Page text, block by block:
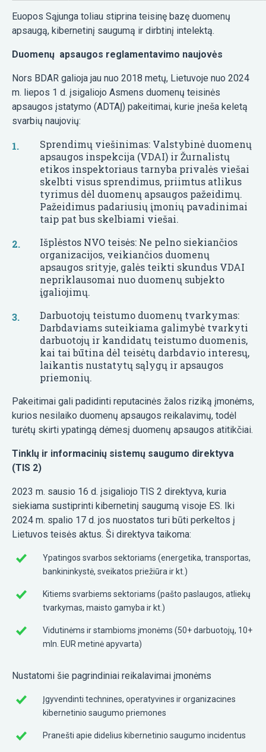
Euopos Sąjunga toliau stiprina teisinę bazę duomenų
apsaugą, kibernetinį saugumą ir dirbtinį intelektą.
Duomenų apsaugos reglamentavimo naujovės
Nors BDAR galioja jau nuo 2018 metų, Lietuvoje nuo 2024
m. liepos 1 d. įsigaliojo Asmens duomenų teisinės
apsaugos įstatymo (ADTAĮ) pakeitimai, kurie įneša keletą
svarbių naujovių:
Sprendimų viešinimas: Valstybinė duomenų
apsaugos inspekcija (VDAI) ir Žurnalistų
etikos inspektoriaus tarnyba privalės viešai
skelbti visus sprendimus, priimtus atlikus
tyrimus dėl duomenų apsaugos pažeidimų.
Pažeidimus padariusių įmonių pavadinimai
taip pat bus skelbiami viešai.
Išplėstos NVO teisės: Ne pelno siekiančios
organizacijos, veikiančios duomenų
apsaugos srityje, galės teikti skundus VDAI
nepriklausomai nuo duomenų subjekto
įgaliojimų.
Darbuotojų teistumo duomenų tvarkymas:
Darbdaviams suteikiama galimybė tvarkyti
darbuotojų ir kandidatų teistumo duomenis,
kai tai būtina dėl teisėtų darbdavio interesų,
laikantis nustatytų sąlygų ir apsaugos
priemonių.
Pakeitimai gali padidinti reputacinės žalos riziką įmonėms,
kurios nesilaiko duomenų apsaugos reikalavimų, todėl
turėtų skirti ypatingą dėmesį duomenų apsaugos atitikčiai.
Tinklų ir informacinių sistemų saugumo direktyva
(TIS 2)
2023 m. sausio 16 d. įsigaliojo TIS 2 direktyva, kuria
siekiama sustiprinti kibernetinį saugumą visoje ES. Iki
2024 m. spalio 17 d. jos nuostatos turi būti perkeltos į
Lietuvos teisės aktus. Ši direktyva taikoma:
Ypatingos svarbos sektoriams (energetika, transportas,
bankininkystė, sveikatos priežiūra ir kt.)
Kitiems svarbiems sektoriams (pašto paslaugos, atliekų
tvarkymas, maisto gamyba ir kt.)
Vidutinėms ir stambioms įmonėms (50+ darbuotojų, 10+
mln. EUR metinė apyvarta)
Nustatomi šie pagrindiniai reikalavimai įmonėms
Įgyvendinti technines, operatyvines ir organizacines
kibernetinio saugumo priemones
Pranešti apie didelius kibernetinio saugumo incidentus